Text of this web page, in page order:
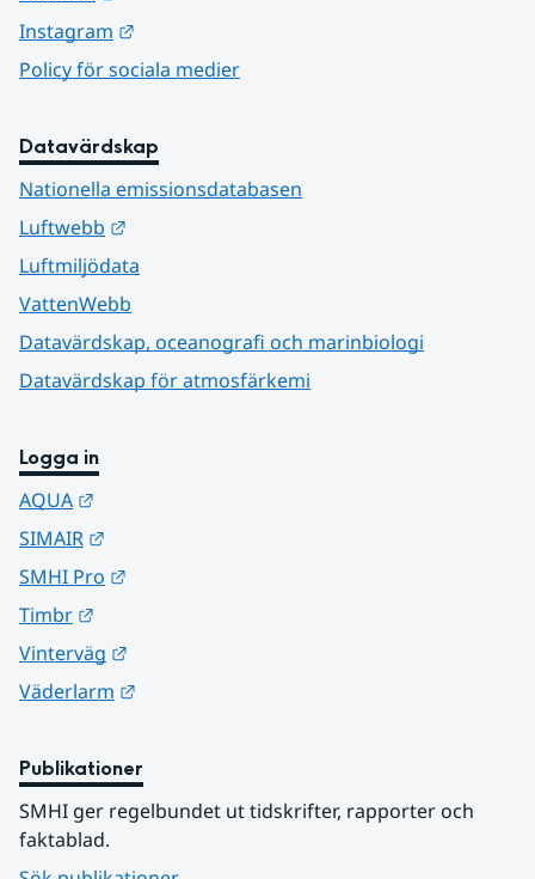
Instagram
Policy för sociala medier
Datavärdskap
Nationella emissionsdatabasen
Luftwebb
Luftmiljödata
VattenWebb
Datavärdskap, oceanografi och marinbiologi
Datavärdskap för atmosfärkemi
Logga in
AQUA
SIMAIR
SMHI Pro
Timbr
Vinterväg
Väderlarm
Publikationer
SMHI ger regelbundet ut tidskrifter, rapporter och
faktablad.